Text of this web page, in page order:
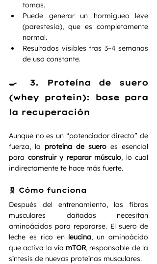
tomas.
Puede generar un hormigueo leve
(parestesia), que es completamente
normal.
Resultados visibles tras 3–4 semanas
de uso constante.
🍳 3. Proteína de suero
(whey protein): base para
la recuperación
Aunque no es un “potenciador directo” de
fuerza, la proteína de suero es esencial
para construir y reparar músculo, lo cual
indirectamente te hace más fuerte.
🧬 Cómo funciona
Después del entrenamiento, las fibras
musculares dañadas necesitan
aminoácidos para repararse. El suero de
leche es rico en leucina, un aminoácido
que activa la vía mTOR, responsable de la
síntesis de nuevas proteínas musculares.